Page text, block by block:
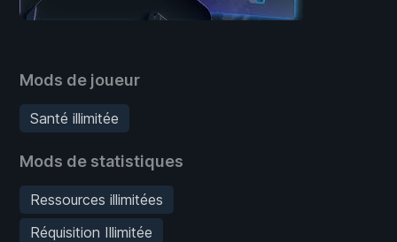
Mods de joueur
Santé illimitée
Mods de statistiques
Ressources illimitées
Réquisition Illimitée